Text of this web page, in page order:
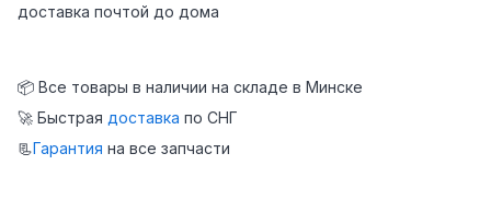
доставка почтой до дома
📦 Все товары в наличии на складе в Минске
🚀 Быстрая доставка по СНГ
📃Гарантия на все запчасти